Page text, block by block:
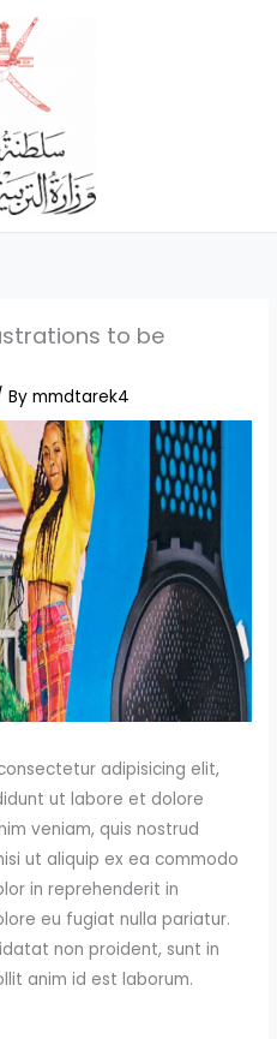
to be
Bymmdtarek4
adipisicing elit,
ut labore et dolore
veniam, quis nostrud
ut aliquip ex ea commodo
in reprehenderit in
eu fugiat nulla pariatur.
non proident, sunt in
anim id est laborum.